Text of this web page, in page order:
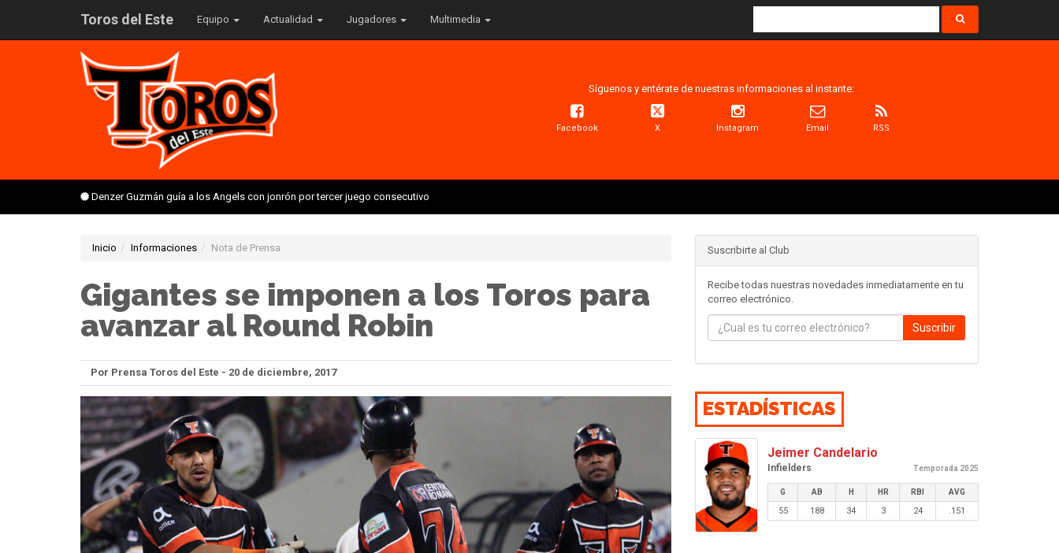
Toros del Este Equipo Actualidad Jugadores Multimedia
Síguenos y entérate de nuestras informaciones al instante:
Facebook X Instagram Email RSS
Denzer Guzmán guía a los Angels con jonrón por tercer juego consecutivo
Inicio Informaciones Nota de Prensa
Gigantes se imponen a los Toros para
avanzar al Round Robin
Por Prensa Toros del Este - 20 de diciembre, 2017
Suscribirte al Club
Recibe todas nuestras novedades inmediatamente en tu
correo electrónico.
Suscribir
ESTADÍSTICAS
Jeimer Candelario
Infielders Temporada 2025
G AB H HR RBI AVG
55 188 34 3 24 .151